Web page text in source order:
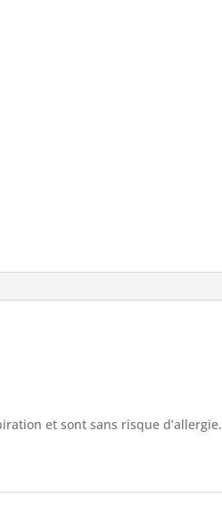
et sont sans risque d’allergie.